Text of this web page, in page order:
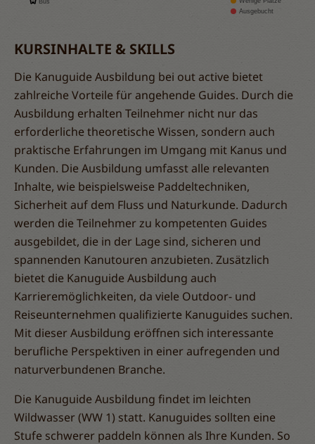
KURSINHALTE & SKILLS
Die Kanuguide Ausbildung bei out active bietet
zahlreiche Vorteile für angehende Guides. Durch die
Ausbildung erhalten Teilnehmer nicht nur das
erforderliche theoretische Wissen, sondern auch
praktische Erfahrungen im Umgang mit Kanus und
Kunden. Die Ausbildung umfasst alle relevanten
Inhalte, wie beispielsweise Paddeltechniken,
Sicherheit auf dem Fluss und Naturkunde. Dadurch
werden die Teilnehmer zu kompetenten Guides
ausgebildet, die in der Lage sind, sicheren und
spannenden Kanutouren anzubieten. Zusätzlich
bietet die Kanuguide Ausbildung auch
Karrieremöglichkeiten, da viele Outdoor- und
Reiseunternehmen qualifizierte Kanuguides suchen.
Mit dieser Ausbildung eröffnen sich interessante
berufliche Perspektiven in einer aufregenden und
naturverbundenen Branche.
Die Kanuguide Ausbildung findet im leichten
Wildwasser (WW 1) statt. Kanuguides sollten eine
Stufe schwerer paddeln können als Ihre Kunden. So